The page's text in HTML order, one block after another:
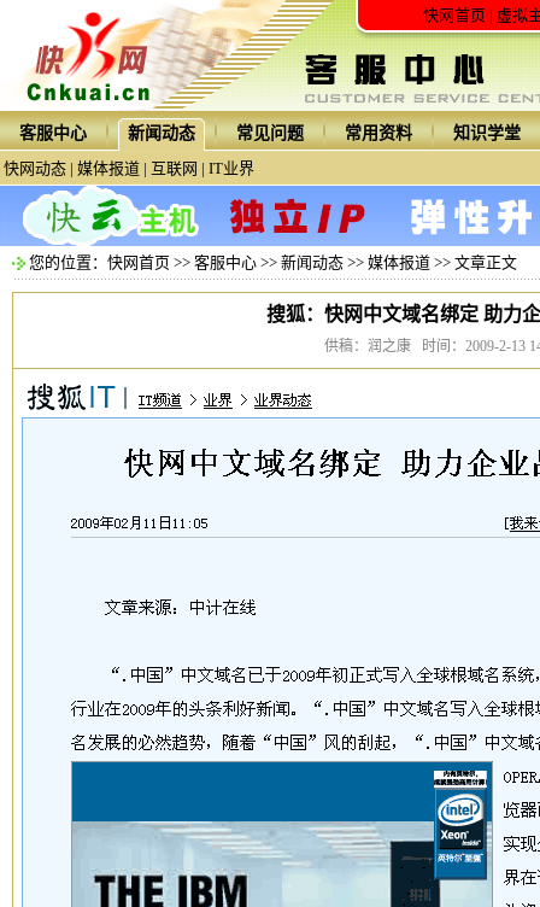
快网首页| 虚拟
客服中心 新闻动态 常见问题 常用资料
知识学堂
快网动态 | 媒体报道 | 互联网 | IT业界
您的位置： 快网首页 >> 客服中心 >> 新闻动态 >> 媒体报道 >> 文章正文
搜狐：快网中文域名绑定 助力
供稿：润之康 时间：2009-2-13